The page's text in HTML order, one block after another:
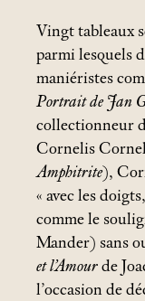
Vingt tableaux
parmi lesquels
maniéristes
Portrait de Jan
collectionneur
Cornelis
Amphitrite),
« avec les
comme le
Mander) sans
et l’Amour de
l’occasion de